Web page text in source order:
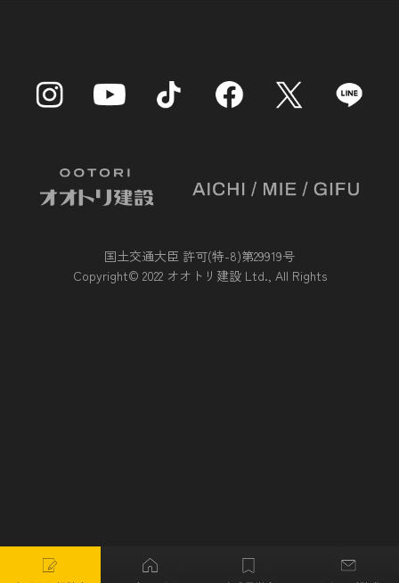
国土交通大臣 許可(特-8)第29919号
Copyright© 2022 オオトリ建設 Ltd., All Rights